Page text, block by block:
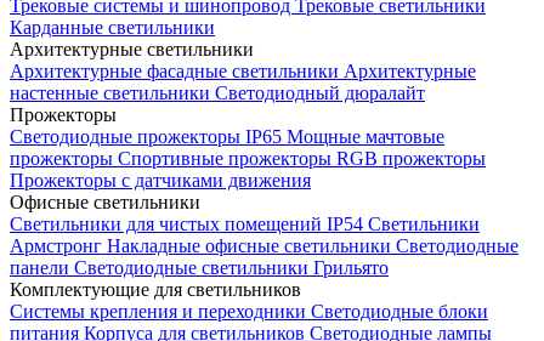
Трековые системы и шинопровод Трековые светильники
Карданные светильники
Архитектурные светильники
Архитектурные фасадные светильники Архитектурные
настенные светильники Светодиодный дюралайт
Прожекторы
Светодиодные прожекторы IP65 Мощные мачтовые
прожекторы Спортивные прожекторы RGB прожекторы
Прожекторы с датчиками движения
Офисные светильники
Светильники для чистых помещений IP54 Светильники
Армстронг Накладные офисные светильники Светодиодные
панели Светодиодные светильники Грильято
Комплектующие для светильников
Системы крепления и переходники Светодиодные блоки
питания Корпуса для светильников Светодиодные лампы